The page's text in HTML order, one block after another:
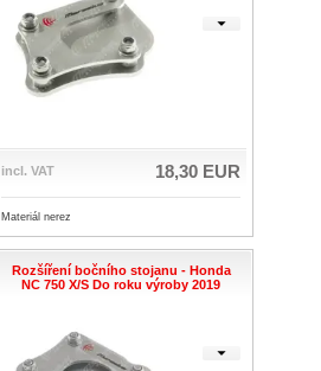
incl. VAT 18,30 EUR
Materiál nerez
Rozšíření bočního stojanu - Honda
NC 750 X/S Do roku výroby 2019